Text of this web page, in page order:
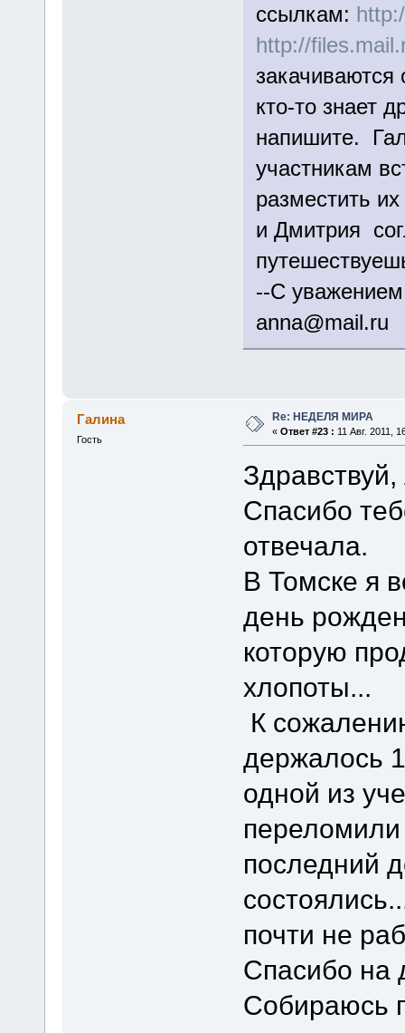
ссылкам:
http://
кто-то знает
напишите.
участникам
разместить
и Дмитрия
--С
anna@mail.ru
Галина
Гость
Re: НЕДЕЛЯ МИРА
« Ответ #23 : 11 Авг. 2011,
Спасибо
отвечала.
В Томске я
день
которую
хлопоты...
К
держалось
одной из
последний
почти не
Спасибо на
Собираюсь